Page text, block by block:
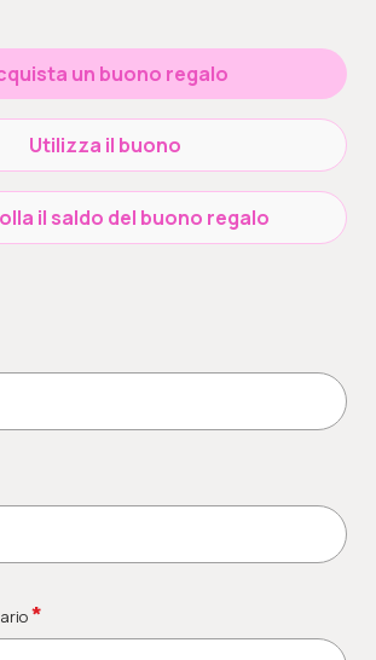
un buono regalo
Utilizza il buono
il saldo del buono regalo
*